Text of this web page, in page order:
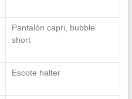
Pantalón capri, bubble
short
Escote halter